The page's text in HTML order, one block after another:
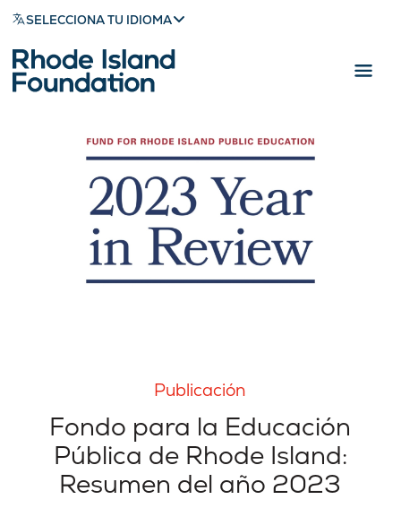
SELECCIONA TU IDIOMA
Publicación
Fondo para la Educación
Pública de Rhode Island:
Resumen del año 2023